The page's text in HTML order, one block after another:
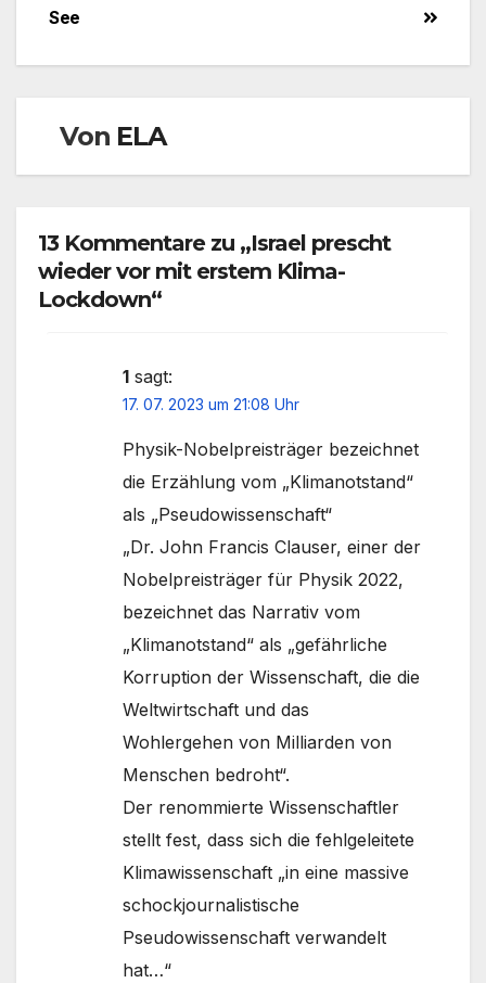
See
Von ELA
13 Kommentare zu „Israel prescht
wieder vor mit erstem Klima-
Lockdown“
1 sagt:
17. 07. 2023 um 21:08 Uhr
Physik-Nobelpreisträger bezeichnet
die Erzählung vom „Klimanotstand“
als „Pseudowissenschaft“
„Dr. John Francis Clauser, einer der
Nobelpreisträger für Physik 2022,
bezeichnet das Narrativ vom
„Klimanotstand“ als „gefährliche
Korruption der Wissenschaft, die die
Weltwirtschaft und das
Wohlergehen von Milliarden von
Menschen bedroht“.
Der renommierte Wissenschaftler
stellt fest, dass sich die fehlgeleitete
Klimawissenschaft „in eine massive
schockjournalistische
Pseudowissenschaft verwandelt
hat…“